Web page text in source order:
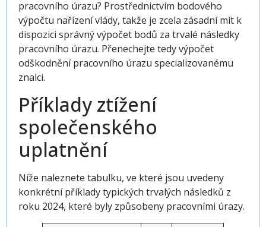
pracovního úrazu? Prostřednictvím bodového
výpočtu nařízení vlády, takže je zcela zásadní mít k
dispozici správný výpočet bodů za trvalé následky
pracovního úrazu. Přenechejte tedy výpočet
odškodnění pracovního úrazu specializovanému
znalci.
Příklady ztížení
společenského
uplatnění
Níže naleznete tabulku, ve které jsou uvedeny
konkrétní příklady typických trvalých následků z
roku 2024, které byly způsobeny pracovními úrazy.